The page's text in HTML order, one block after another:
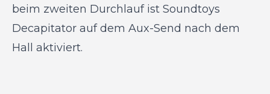
beim zweiten Durchlauf ist Soundtoys
Decapitator auf dem Aux-Send nach dem
Hall aktiviert.